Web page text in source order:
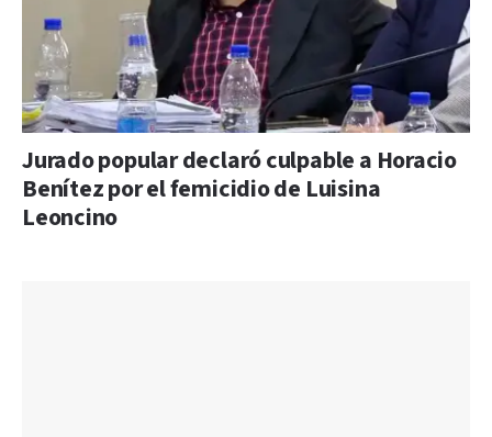
Jurado popular declaró culpable a Horacio
Benítez por el femicidio de Luisina
Leoncino